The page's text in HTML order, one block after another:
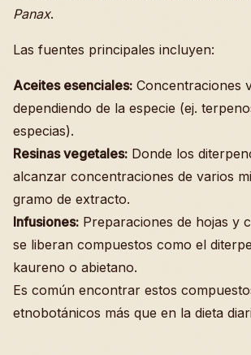
Panax.
Las fuentes principales incluyen:
Aceites esenciales: Concentraciones
dependiendo de la especie (ej.
especias).
Resinas vegetales: Donde los
alcanzar concentraciones de varios
gramo de extracto.
Infusiones: Preparaciones de hojas y
se liberan compuestos como el
kaureno o abietano.
Es común encontrar estos
etnobotánicos más que en la dieta